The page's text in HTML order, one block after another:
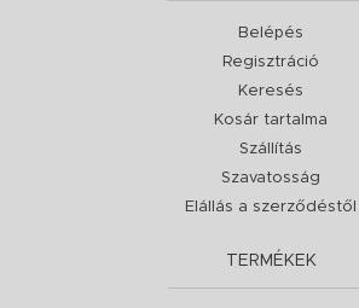
Belépés
Regisztráció
Keresés
Kosár tartalma
Szállítás
Szavatosság
Elállás a szerződéstől
TERMÉKEK